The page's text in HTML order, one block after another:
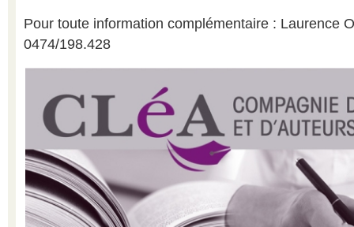
Pour toute information complémentaire : Laurence
0474/198.428